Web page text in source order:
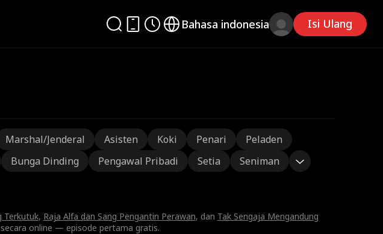
Bahasa indonesia Isi Ulang
Marshal/Jenderal Asisten Koki Penari
Peladen
Bunga Dinding Pengawal Pribadi Setia Seniman
Terkutuk, Raja Alfa dan Sang Pengantin Perawan, dan Tak Sengaja Mengandung
online — episode pertama gratis.